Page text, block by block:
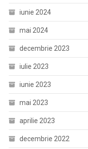
iunie 2024
mai 2024
decembrie 2023
iulie 2023
iunie 2023
mai 2023
aprilie 2023
decembrie 2022